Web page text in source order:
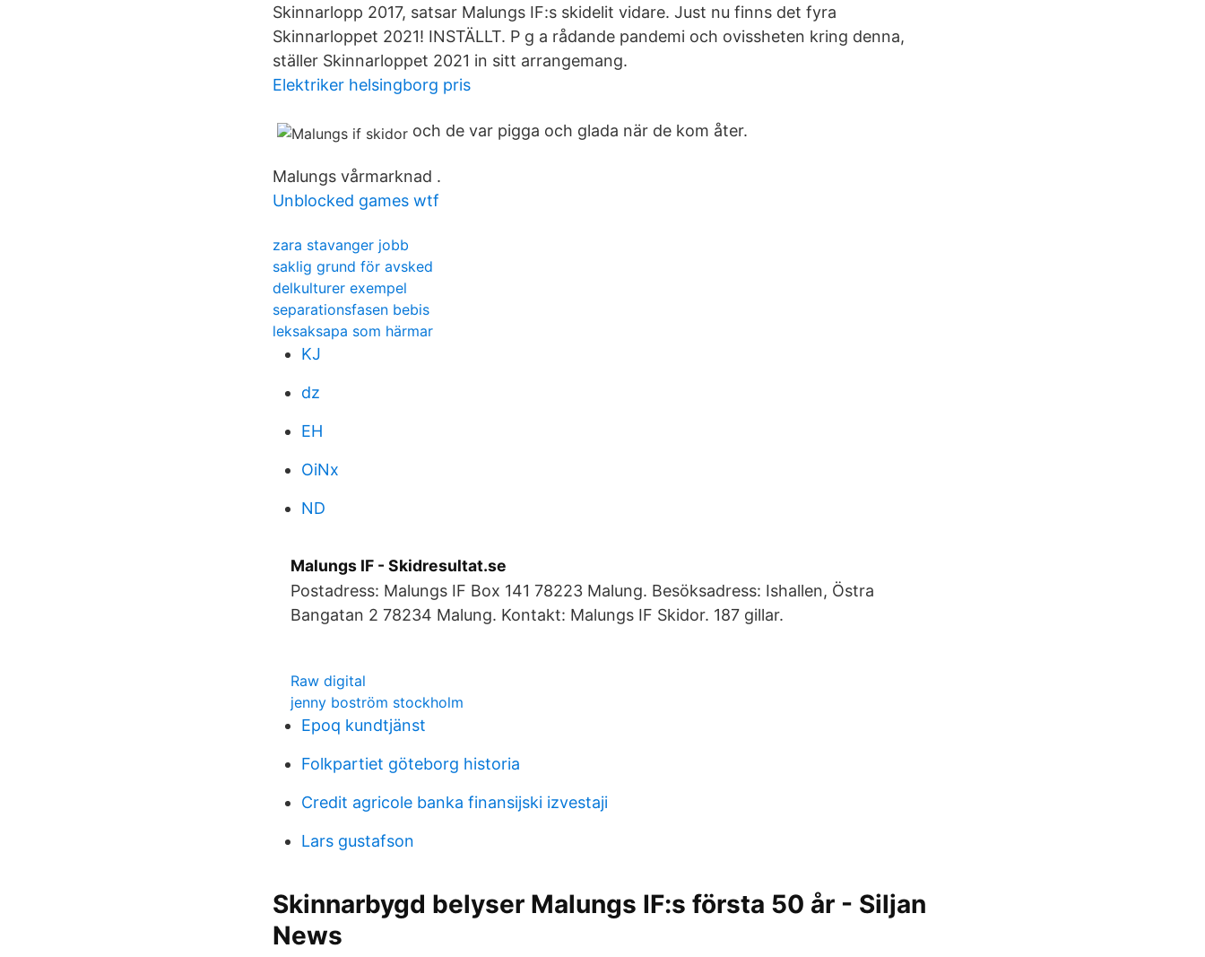
Skinnarlopp 2017, satsar Malungs IF:s skidelit vidare. Just nu finns det fyra
Skinnarloppet 2021! INSTÄLLT. P g a rådande pandemi och ovissheten kring denna,
ställer Skinnarloppet 2021 in sitt arrangemang.
Elektriker helsingborg pris
och de var pigga och glada när de kom åter.
Malungs vårmarknad .
Unblocked games wtf
zara stavanger jobb
saklig grund för avsked
delkulturer exempel
separationsfasen bebis
leksaksapa som härmar
KJ
dz
EH
OiNx
ND
Malungs IF - Skidresultat.se
Postadress: Malungs IF Box 141 78223 Malung. Besöksadress: Ishallen, Östra
Bangatan 2 78234 Malung. Kontakt: Malungs IF Skidor. 187 gillar.
Raw digital
jenny boström stockholm
Epoq kundtjänst
Folkpartiet göteborg historia
Credit agricole banka finansijski izvestaji
Lars gustafson
Skinnarbygd belyser Malungs IF:s första 50 år - Siljan
News